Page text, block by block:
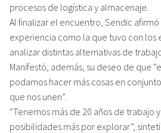
procesos de logística y almacenaje.
Al finalizar el encuentro, Sendic afirmó
experiencia como la que tuvo con los
analizar distintas alternativas de
Manifestó, además, su deseo de que
podamos hacer más cosas en
que nos unen”.
“Tenemos más de 20 años de trabajo
posibilidades más por explorar”,